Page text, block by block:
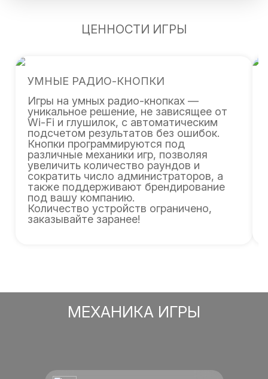
ЦЕННОСТИ ИГРЫ
УМНЫЕ РАДИО-КНОПКИ
Игры на умных радио-кнопках —
уникальное решение, не зависящее от
Wi-Fi и глушилок, с автоматическим
подсчетом результатов без ошибок.
Кнопки программируются под
различные механики игр, позволяя
увеличить количество раундов и
сократить число администраторов, а
также поддерживают брендирование
под вашу компанию.
Количество устройств ограничено,
заказывайте заранее!
МЕХАНИКА ИГРЫ